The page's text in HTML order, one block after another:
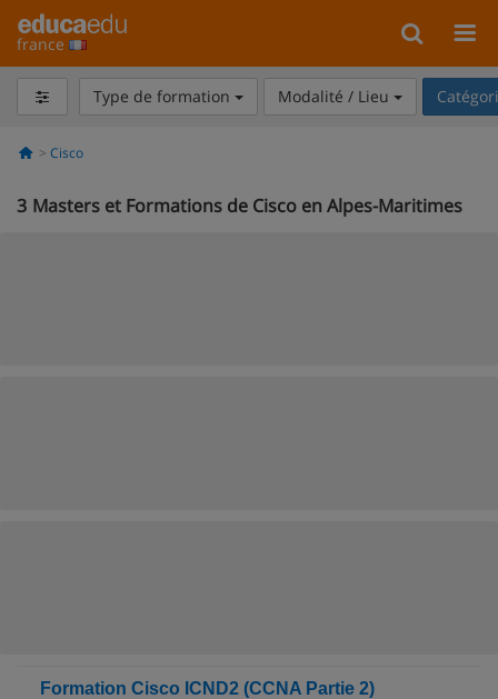
france
Type de formation Modalité / Lieu
Cisco
3 Masters et Formations de Cisco en Alpes-Maritimes
Formation Cisco ICND2 (CCNA Partie 2)